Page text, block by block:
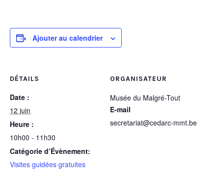
Ajouter au calendrier
DÉTAILS
Date :
12 juin
Heure :
10h00 - 11h30
Catégorie d’Évènement:
Visites guidées gratuites
ORGANISATEUR
Musée du Malgré-Tout
E-mail
secretariat@cedarc-mmt.be